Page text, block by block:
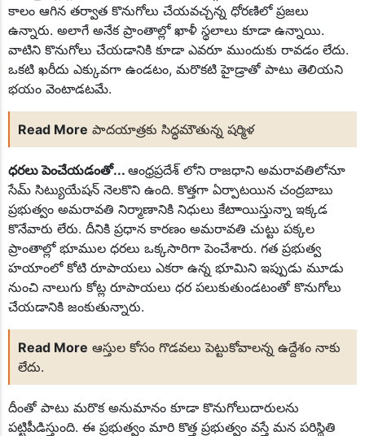
కాలం ఆగిన తర్వాత కొనుగోలు చేయవచ్చన్న ధోరణిలో ప్రజలు
ఉన్నారు. అలాగే అనేక ప్రాంతాల్లో ఖాళీ స్థలాలు కూడా ఉన్నాయి.
వాటిని కొనుగోలు చేయడానికి కూడా ఎవరూ ముందుకు రావడం లేదు.
ఒకటి ఖరీదు ఎక్కువగా ఉండటం, మరొకటి హైడ్రాతో పాటు తెలియని
భయం వెంటాడటమే.
Read More పాదయాత్రకు సిద్ధమౌతున్న షర్మిళ
ధరలు పెంచేయడంతో... ఆంధ్రప్రదేశ్ లోని రాజధాని అమరావతిలోనూ
సేమ్ సిట్యుయేషన్ నెలకొని ఉంది. కొత్తగా ఏర్పాటయిన చంద్రబాబు
ప్రభుత్వం అమరావతి నిర్మాణానికి నిధులు కేటాాయిస్తున్నా ఇక్కడ
కొనేవారు లేరు. దీనికి ప్రధాన కారణం అమరావతి చుట్టు పక్కల
ప్రాంతాల్లో భూముల ధరలు ఒక్కసారిగా పెంచేశారు. గత ప్రభుత్వ
హయాంలో కోటి రూపాయలు ఎకరా ఉన్న భూమిని ఇప్పుడు మూడు
నుంచి నాలుగు కోట్ల రూపాయలు ధర పలుకుతుండటంతో కొనుగోలు
చేయడానికి జంకుతున్నారు.
Read More ఆస్తుల కోసం గొడవలు పెట్టుకోవాలన్న ఉద్దేశం నాకు
లేదు.
దీంతో పాటు మరొక అనుమానం కూడా కొనుగోలుదారులను
పట్టిపీడిస్తుంది. ఈ ప్రభుత్వం మారి కొత్త ప్రభుత్వం వస్తే మన పరిస్థితి